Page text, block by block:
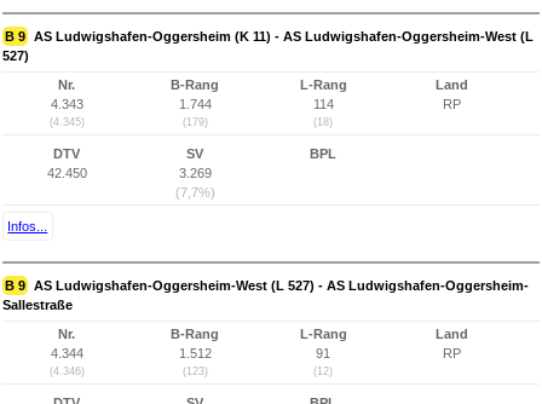
B 9 AS Ludwigshafen-Oggersheim (K 11) - AS Ludwigshafen-Oggersheim-West (L
527)
Nr.
4.343
(4.345)
B-Rang
1.744
(179)
L-Rang
114
(18)
Land
RP
DTV
42.450
SV
3.269
(7,7%)
BPL
Infos...
B 9 AS Ludwigshafen-Oggersheim-West (L 527) - AS Ludwigshafen-Oggersheim-
Sallestraße
Nr.
4.344
(4.346)
B-Rang
1.512
(123)
L-Rang
91
(12)
Land
RP